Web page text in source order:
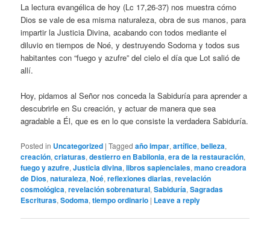
La lectura evangélica de hoy (Lc 17,26-37) nos muestra cómo
Dios se vale de esa misma naturaleza, obra de sus manos, para
impartir la Justicia Divina, acabando con todos mediante el
diluvio en tiempos de Noé, y destruyendo Sodoma y todos sus
habitantes con “fuego y azufre” del cielo el día que Lot salió de
allí.
Hoy, pidamos al Señor nos conceda la Sabiduría para aprender a
descubrirle en Su creación, y actuar de manera que sea
agradable a Él, que es en lo que consiste la verdadera Sabiduría.
Posted in Uncategorized |Tagged año impar,artífice,belleza,
creación,criaturas,destierro en Babilonia,era de la restauración,
fuego y azufre,Justicia divina,libros sapienciales,mano creadora
de Dios,naturaleza,Noé,reflexiones diarias,revelación
cosmológica,revelación sobrenatural,Sabiduría,Sagradas
Escrituras,Sodoma,tiempo ordinario | Leave a reply